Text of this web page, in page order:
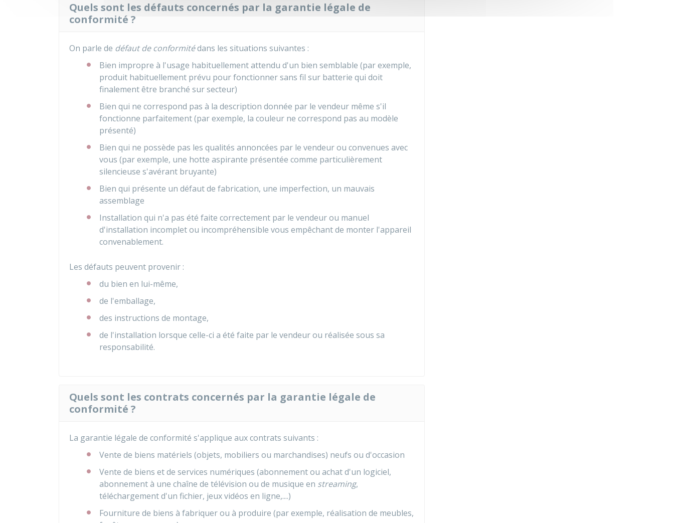
Quels sont les défauts concernés par la garantie légale de
conformité ?
On parle de défaut de conformitédans les situations suivantes :
Bien impropre à l'usage habituellement attendu d'un bien semblable (par exemple,
produit habituellement prévu pour fonctionner sans fil sur batterie qui doit
finalement être branché sur secteur)
Bien qui ne correspond pas à la description donnée par le vendeur même s'il
fonctionne parfaitement (par exemple, la couleur ne correspond pas au modèle
présenté)
Bien qui ne possède pas les qualités annoncées par le vendeur ou convenues avec
vous (par exemple, une hotte aspirante présentée comme particulièrement
silencieuse s'avérant bruyante)
Bien qui présente un défaut de fabrication, une imperfection, un mauvais
assemblage
Installation qui n'a pas été faite correctement par le vendeur ou manuel
d'installation incomplet ou incompréhensible vous empêchant de monter l'appareil
convenablement.
Les défauts peuvent provenir :
du bien en lui-même,
de l'emballage,
des instructions de montage,
de l'installation lorsque celle-ci a été faite par le vendeur ou réalisée sous sa
responsabilité.
Quels sont les contrats concernés par la garantie légale de
conformité ?
La garantie légale de conformité s'applique aux contrats suivants :
Vente de biens matériels (objets, mobiliers ou marchandises) neufs ou d'occasion
Vente de biens et de services numériques (abonnement ou achat d'un logiciel,
abonnement à une chaîne de télévision ou de musique en streaming,
téléchargement d'un fichier, jeux vidéos en ligne,....)
Fourniture de biens à fabriquer ou à produire (par exemple, réalisation de meubles,